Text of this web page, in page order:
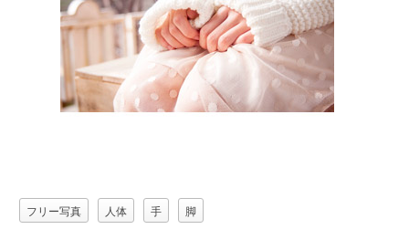
フリー写真 人体 手 脚